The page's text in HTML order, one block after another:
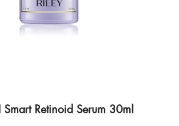
Retinoid Serum 30ml